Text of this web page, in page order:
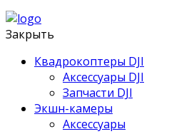
Закрыть
Квадрокоптеры DJI
Аксессуары DJI
Запчасти DJI
Экшн-камеры
Аксессуары